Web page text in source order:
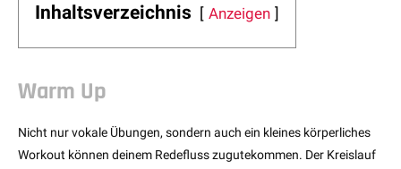
Inhaltsverzeichnis Anzeigen
Warm Up
Nicht nur vokale Übungen, sondern auch ein kleines körperliches
Workout können deinem Redefluss zugutekommen. Der Kreislauf